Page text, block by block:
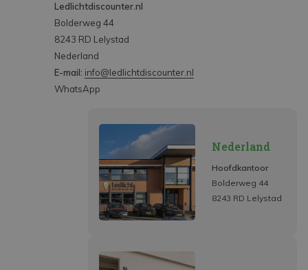
Ledlichtdiscounter.nl
Bolderweg 44
8243 RD Lelystad
Nederland
E-mail: info@ledlichtdiscounter.nl
WhatsApp
Nederland
Hoofdkantoor
Bolderweg 44
8243 RD Lelystad